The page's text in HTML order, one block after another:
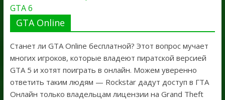
GTA 6
GTA Online
Станет ли GTA Online бесплатной? Этот вопрос мучает
многих игроков, которые владеют пиратской версией
GTA 5 и хотят поиграть в онлайн. Можем уверенно
ответить таким людям — Rockstar дадут доступ в ГТА
Онлайн только владельцам лицензии на Grand Theft